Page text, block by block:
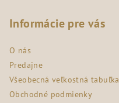
Informácie pre vás
O nás
Predajne
Všeobecná veľkostná tabuľka
Obchodné podmienky